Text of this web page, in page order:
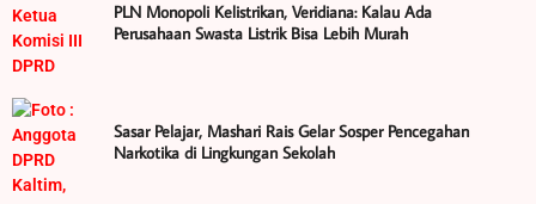
PLN Monopoli Kelistrikan, Veridiana: Kalau Ada
Perusahaan Swasta Listrik Bisa Lebih Murah
Sasar Pelajar, Mashari Rais Gelar Sosper Pencegahan
Narkotika di Lingkungan Sekolah